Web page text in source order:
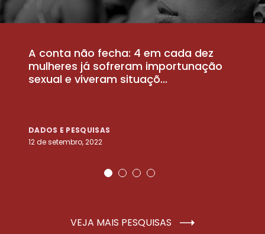
A conta não fecha: 4 em cada dez
mulheres já sofreram importunação
sexual e viveram situaçõ...
DADOS E PESQUISAS
12 de setembro, 2022
VEJA MAIS PESQUISAS